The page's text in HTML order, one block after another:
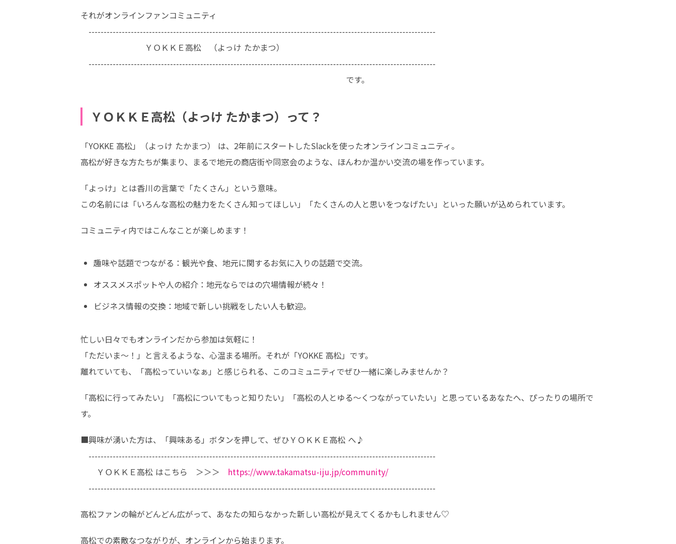
それがオンラインファンコミュニティ
-------------------------------------------------------------------------------------------------------------------
ＹＯＫＫＥ高松　（よっけ たかまつ）
-------------------------------------------------------------------------------------------------------------------
です。
ＹＯＫＫＥ高松（よっけ たかまつ）って？
「YOKKE 高松」（よっけ たかまつ） は、2年前にスタートしたSlackを使ったオンラインコミュニティ。
高松が好きな方たちが集まり、まるで地元の商店街や同窓会のような、ほんわか温かい交流の場を作っています。
「よっけ」とは香川の言葉で「たくさん」という意味。
この名前には「いろんな高松の魅力をたくさん知ってほしい」「たくさんの人と思いをつなげたい」といった願いが込められています。
コミュニティ内ではこんなことが楽しめます！
趣味や話題でつながる：観光や食、地元に関するお気に入りの話題で交流。
オススメスポットや人の紹介：地元ならではの穴場情報が続々！
ビジネス情報の交換：地域で新しい挑戦をしたい人も歓迎。
忙しい日々でもオンラインだから参加は気軽に！
「ただいま～！」と言えるような、心温まる場所。それが「YOKKE 高松」です。
離れていても、「高松っていいなぁ」と感じられる、このコミュニティでぜひ一緒に楽しみませんか？
「高松に行ってみたい」「高松についてもっと知りたい」「高松の人とゆる～くつながっていたい」と思っているあなたへ、ぴったりの場所で
す。
■興味が湧いた方は、「興味ある」ボタンを押して、ぜひＹＯＫＫＥ高松 へ♪
-------------------------------------------------------------------------------------------------------------------
ＹＯＫＫＥ高松 はこちら　＞＞＞ https://www.takamatsu-iju.jp/community/
-------------------------------------------------------------------------------------------------------------------
高松ファンの輪がどんどん広がって、あなたの知らなかった新しい高松が見えてくるかもしれません♡
高松での素敵なつながりが、オンラインから始まります。